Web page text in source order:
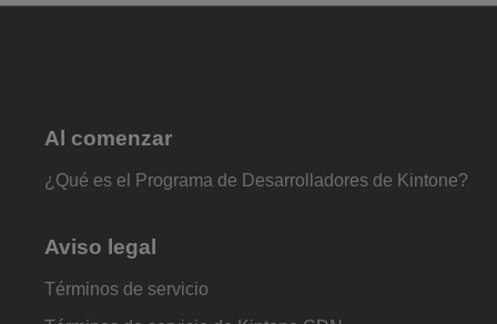
Al comenzar
¿Qué es el Programa de Desarrolladores de Kintone?
Aviso legal
Términos de servicio